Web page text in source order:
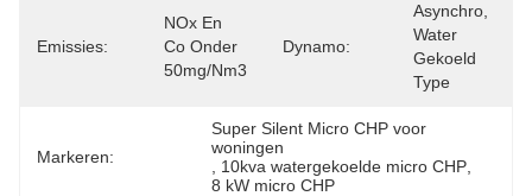
Emissies:
NOx En
Co Onder
50mg/Nm3
Dynamo:
Asynchro,
Water
Gekoeld
Type
Markeren:
Super Silent Micro CHP voor
woningen
10kva watergekoelde micro CHP
8 kW micro CHP